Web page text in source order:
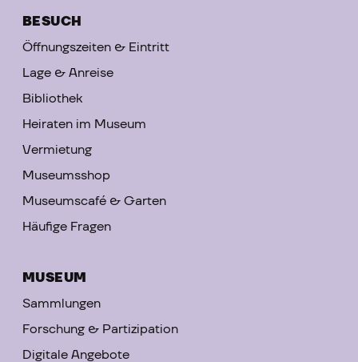
BESUCH
Öffnungszeiten & Eintritt
Lage & Anreise
Bibliothek
Heiraten im Museum
Vermietung
Museumsshop
Museumscafé & Garten
Häufige Fragen
MUSEUM
Sammlungen
Forschung & Partizipation
Digitale Angebote